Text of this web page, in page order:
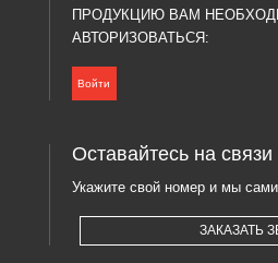
ПРОДУКЦИЮ ВАМ
АВТОРИЗОВАТЬСЯ:
Войти
Оставайтесь на связи
Укажите свой номер и мы
ЗАКАЗАТЬ